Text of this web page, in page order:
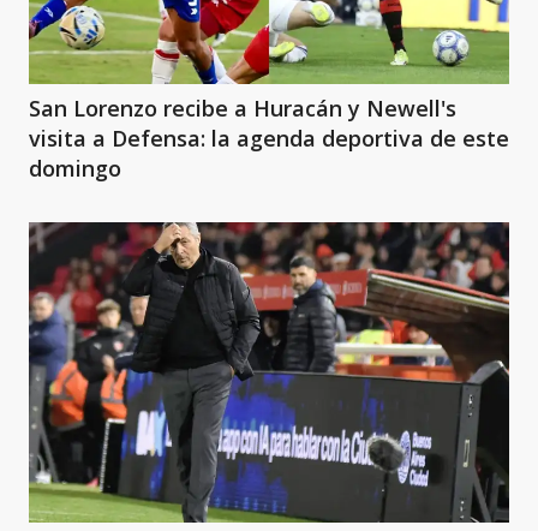
San Lorenzo recibe a Huracán y Newell's
visita a Defensa: la agenda deportiva de este
domingo